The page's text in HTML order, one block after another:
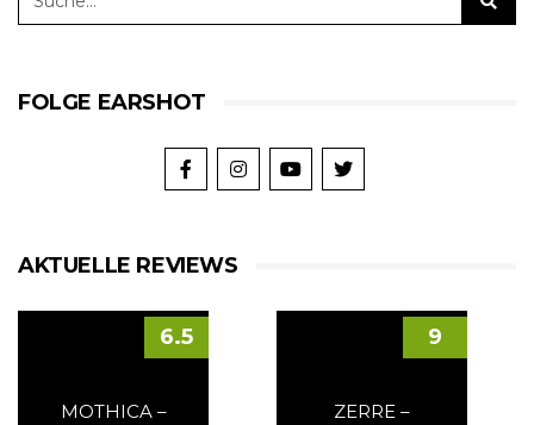
FOLGE EARSHOT
AKTUELLE REVIEWS
MOTHICA –
6.5
ZERRE –
9